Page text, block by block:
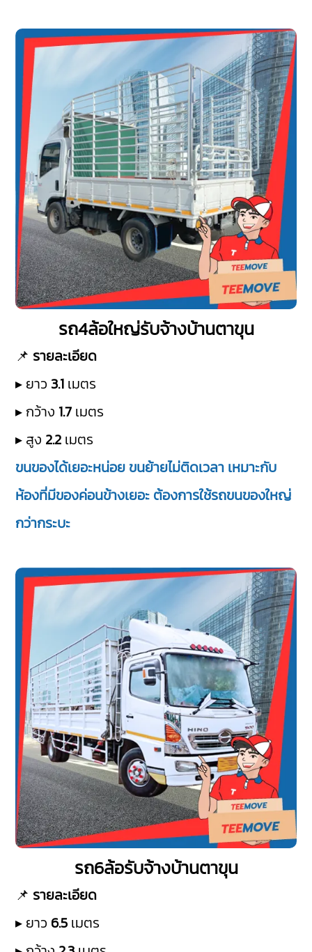
รถ4ล้อใหญ่รับจ้างบ้านตาขุน
📌 รายละเอียด
▸ ยาว 3.1 เมตร
▸ กว้าง 1.7 เมตร
▸ สูง 2.2 เมตร
ขนของได้เยอะหน่อย ขนย้ายไม่ติดเวลา เหมาะกับ
ห้องที่มีของค่อนข้างเยอะ ต้องการใช้รถขนของใหญ่
กว่ากระบะ
รถ6ล้อรับจ้างบ้านตาขุน
📌 รายละเอียด
▸ ยาว 6.5 เมตร